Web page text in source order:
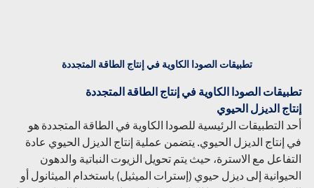
تطبيقات الصودا الكاوية في إنتاج الطاقة المتجددة
تطبيقات الصودا الكاوية في إنتاج الطاقة المتجددة
إنتاج الديزل الحيوي
أحد التطبيقات الرئيسية للصودا الكاوية في الطاقة المتجددة هو
في إنتاج الديزل الحيوي. يتضمن عملية إنتاج الديزل الحيوي عادة
التفاعل مع الاسترة، حيث يتم تحويل الزيوت النباتية والدهون
الحيوانية إلى ديزل حيوي (إسترات الميثيل) باستخدام الميثانول أو